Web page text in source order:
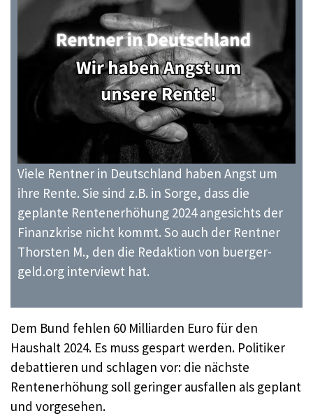
Viele Rentner in Deutschland haben Angst um
ihre Rente. Sie sind z.B. in Sorge, dass die
geplante Rentenerhöhung 2024 angesichts der
Finanzkrise nicht kommt. So auch der Rentner
Thorsten M., den die Redaktion von buerger-
geld.org interviewt hat.
Dem Bund fehlen 60 Milliarden Euro für den
Haushalt 2024. Es muss gespart werden. Politiker
debattieren und schlagen vor: die nächste
Rentenerhöhung soll geringer ausfallen als geplant
und vorgesehen.